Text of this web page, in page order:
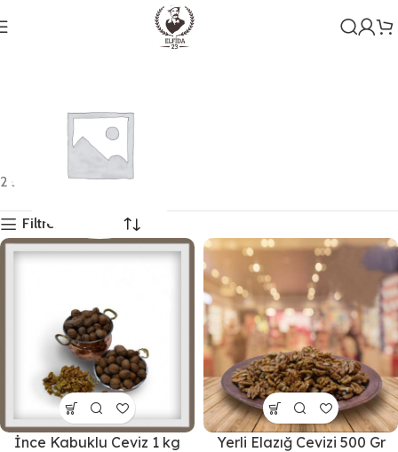
Genel
2 sonucun tümü gösteriliyor
Filtreleri Göster
İnce Kabuklu Ceviz 1 kg Yerli Elazığ Cevizi 500 Gr